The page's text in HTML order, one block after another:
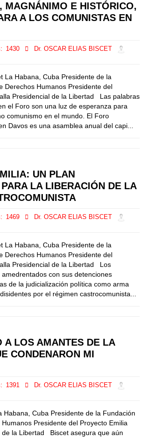
MAGNÁNIMO E HISTÓRICO,
A LOS COMUNISTAS EN
1430
Dr. OSCAR ELIAS BISCET
La Habana, Cuba Presidente de la
Derechos Humanos Presidente del
Presidencial de la Libertad Las palabras
el Foro son una luz de esperanza para
comunismo en el mundo. El Foro
Davos es una asamblea anual del capi...
UN PLAN
LA LIBERACIÓN DE LA
1469
Dr. OSCAR ELIAS BISCET
La Habana, Cuba Presidente de la
Derechos Humanos Presidente del
Presidencial de la Libertad Los
con sus detenciones
de la judicialización política como arma
por el régimen castrocomunista...
A LOS AMANTES DE LA
CONDENARON MI
1391
Dr. OSCAR ELIAS BISCET
Habana, Cuba Presidente de la Fundación
Presidente del Proyecto Emilia
de la Libertad Biscet asegura que aún